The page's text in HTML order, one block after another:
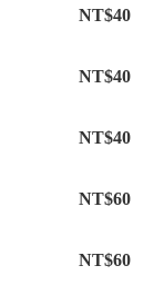
NT$40
NT$40
NT$40
NT$60
NT$60